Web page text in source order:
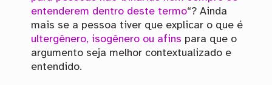
entenderem dentro deste termo“? Ainda
mais se a pessoa tiver que explicar o que é
ultergênero, isogênero ou afins para que o
argumento seja melhor contextualizado e
entendido.